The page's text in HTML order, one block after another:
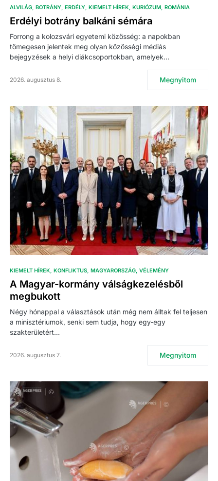
ALVILÁG BOTRÁNY ERDÉLY KIEMELT HÍREK KURIÓZUM ROMÁNIA
Erdélyi botrány balkáni sémára
Forrong a kolozsvári egyetemi közösség: a napokban
tömegesen jelentek meg olyan közösségi médiás
bejegyzések a helyi diákcsoportokban, amelyek…
2026. augusztus 8. Megnyitom
KIEMELT HÍREK KONFLIKTUS MAGYARORSZÁG VÉLEMÉNY
A Magyar-kormány válságkezelésből
megbukott
Négy hónappal a választások után még nem álltak fel teljesen
a minisztériumok, senki sem tudja, hogy egy-egy
szakterületért…
2026. augusztus 7. Megnyitom